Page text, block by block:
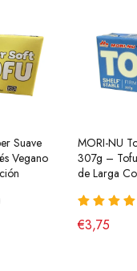
Suave
Vegano
MORI-NU
307g –
de Larga
€3,75
(Salsa
Tteokbokki
Dulce y
140g
€3,70